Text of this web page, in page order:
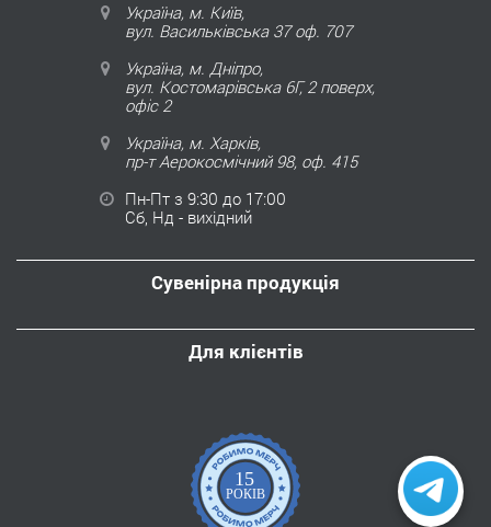
Україна, м. Київ,
вул. Васильківська 37 оф. 707
Україна, м. Дніпро,
вул. Костомарівська 6Г, 2 поверх,
офіс 2
Україна, м. Харків,
пр-т Аерокосмічний 98, оф. 415
Пн-Пт з 9:30 до 17:00
Сб, Нд - вихідний
Сувенірна продукція
Для клієнтів
15
РОКІВ